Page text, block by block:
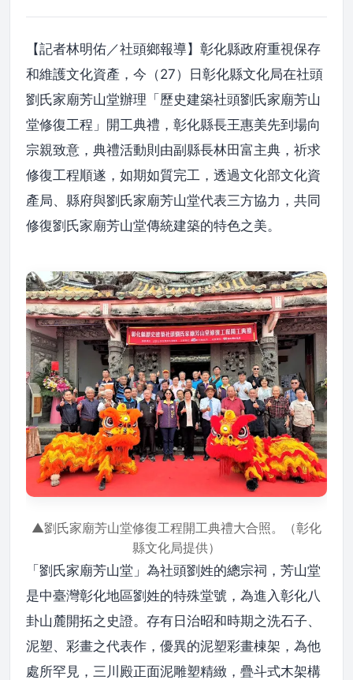
【記者林明佑／社頭鄉報導】彰化縣政府重視保存
和維護文化資產，今（27）日彰化縣文化局在社頭
劉氏家廟芳山堂辦理「歷史建築社頭劉氏家廟芳山
堂修復工程」開工典禮，彰化縣長王惠美先到場向
宗親致意，典禮活動則由副縣長林田富主典，祈求
修復工程順遂，如期如質完工，透過文化部文化資
產局、縣府與劉氏家廟芳山堂代表三方協力，共同
修復劉氏家廟芳山堂傳統建築的特色之美。
▲劉氏家廟芳山堂修復工程開工典禮大合照。（彰化
縣文化局提供）
「劉氏家廟芳山堂」為社頭劉姓的總宗祠，芳山堂
是中臺灣彰化地區劉姓的特殊堂號，為進入彰化八
卦山麓開拓之史證。存有日治昭和時期之洗石子、
泥塑、彩畫之代表作，優異的泥塑彩畫棟架，為他
處所罕見，三川殿正面泥雕塑精緻，疊斗式木架構